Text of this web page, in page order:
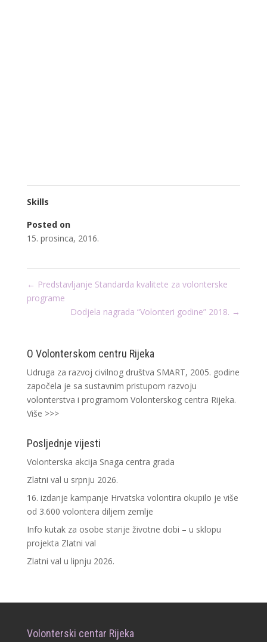
Skills
Posted on
15. prosinca, 2016.
← Predstavljanje Standarda kvalitete za volonterske
programe
Dodjela nagrada “Volonteri godine” 2018. →
O Volonterskom centru Rijeka
Udruga za razvoj civilnog društva SMART, 2005. godine
započela je sa sustavnim pristupom razvoju
volonterstva i programom Volonterskog centra Rijeka.
Više >>>
Posljednje vijesti
Volonterska akcija Snaga centra grada
Zlatni val u srpnju 2026.
16. izdanje kampanje Hrvatska volontira okupilo je više
od 3.600 volontera diljem zemlje
Info kutak za osobe starije životne dobi – u sklopu
projekta Zlatni val
Zlatni val u lipnju 2026.
Volonterski centar Rijeka